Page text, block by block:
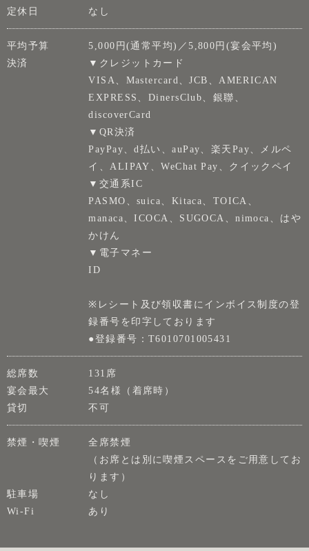
定休日
なし
平均予算
5,000円(通常平均)／5,800円(宴会平均)
決済
▼クレジットカード
VISA、Mastercard、JCB、AMERICAN
EXPRESS、DinersClub、銀聯、
discoverCard
▼QR決済
PayPay、d払い、auPay、楽天Pay、メルペ
イ、ALIPAY、WeChat Pay、クイックペイ
▼交通系IC
PASMO、suica、Kitaca、TOICA、
manaca、ICOCA、SUGOCA、nimoca、はや
かけん
▼電子マネー
ID
※レシート及び領収書にインボイス制度の登
録番号を印字しております
●登録番号：T6010701005431
総席数
131席
宴会最大
54名様（着席時）
貸切
不可
禁煙・喫煙
全席禁煙
（お席とは別に喫煙スペースをご用意してお
ります）
駐車場
なし
Wi-Fi
あり